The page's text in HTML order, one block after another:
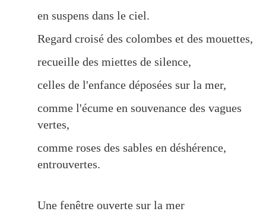
en suspens dans le ciel.
Regard croisé des colombes et des mouettes,
recueille des miettes de silence,
celles de l'enfance déposées sur la mer,
comme l'écume en souvenance des vagues
vertes,
comme roses des sables en déshérence,
entrouvertes.
Une fenêtre ouverte sur la mer